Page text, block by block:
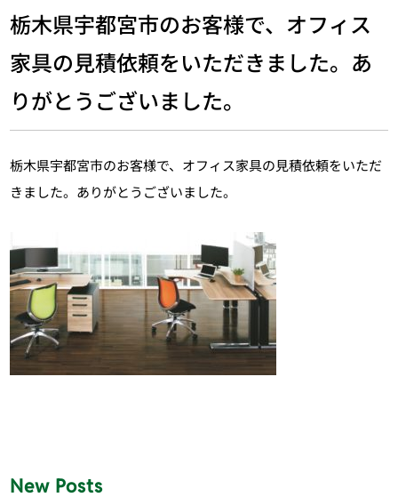
栃木県宇都宮市のお客様で、オフィス
家具の見積依頼をいただきました。あ
りがとうございました。
栃木県宇都宮市のお客様で、オフィス家具の見積依頼をいただ
きました。ありがとうございました。
New Posts